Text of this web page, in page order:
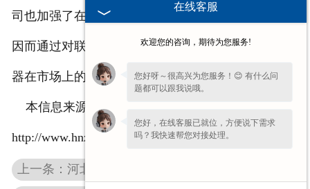
司也加强了在产品售后等多方面的建设。
因而通过对联动控制器的不断创新与发展，联动控制
器在市场上的应用也更广，并得到了市场的推广。
本信息来源于：
http://www.hnzkqzdq.com/news/35.html
上一条：河北制动电阻出现异常的处理方法
在线客服
欢迎您的咨询，期待为您服务!
您好呀～很高兴为您服务！😊 有什么问
题都可以跟我说哦。
您好，在线客服已就位，方便说下需求
吗？我快速帮您对接处理。